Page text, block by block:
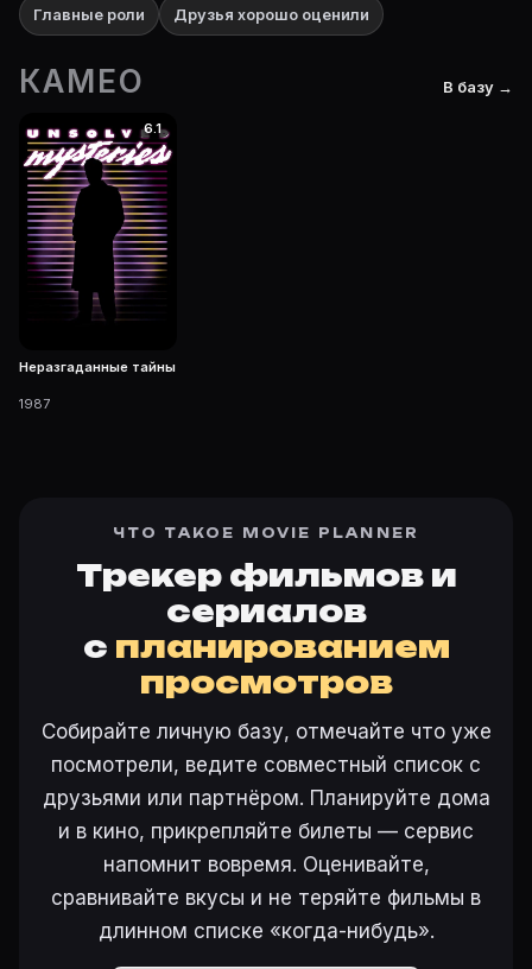
Главные роли Друзья хорошо оценили
КАМЕО В базу →
6.1
Неразгаданные тайны
1987
ЧТО ТАКОЕ MOVIE PLANNER
Трекер фильмов и
сериалов
с планированием
просмотров
Собирайте личную базу, отмечайте что уже
посмотрели, ведите совместный список с
друзьями или партнёром. Планируйте дома
и в кино, прикрепляйте билеты — сервис
напомнит вовремя. Оценивайте,
сравнивайте вкусы и не теряйте фильмы в
длинном списке «когда-нибудь».